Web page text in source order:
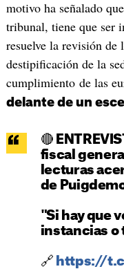
motivo ha señalado
tribunal, tiene que ser
resuelve la revisión de
destipificación de la
cumplimiento de las
delante de un
🔴
fiscal
lecturas
de
"Si hay que
instancias o
🔗 https://